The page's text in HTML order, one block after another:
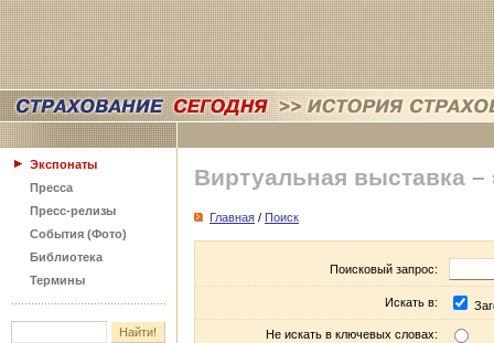
Экспонаты
Пресса
Пресс-релизы
События (Фото)
Библиотека
Термины
Виртуальная выставка –
Главная / Поиск
Поисковый запрос:
Искать в:
Не искать в ключевых словах: